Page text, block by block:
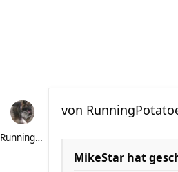
RunningPotatoe
von
MikeStar hat